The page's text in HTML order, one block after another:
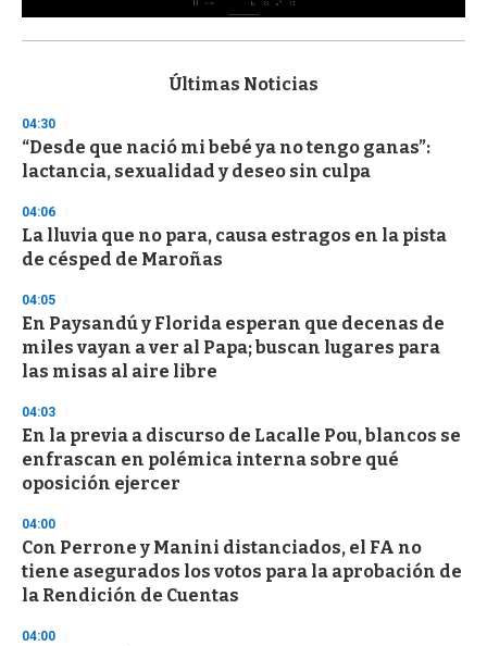
s
d
s
o
f
3
s
e
c
n
d
Últimas Noticias
04:30
“Desde que nació mi bebé ya no tengo ganas”:
lactancia, sexualidad y deseo sin culpa
04:06
La lluvia que no para, causa estragos en la pista
de césped de Maroñas
04:05
En Paysandú y Florida esperan que decenas de
miles vayan a ver al Papa; buscan lugares para
las misas al aire libre
04:03
En la previa a discurso de Lacalle Pou, blancos se
enfrascan en polémica interna sobre qué
oposición ejercer
04:00
Con Perrone y Manini distanciados, el FA no
tiene asegurados los votos para la aprobación de
la Rendición de Cuentas
04:00